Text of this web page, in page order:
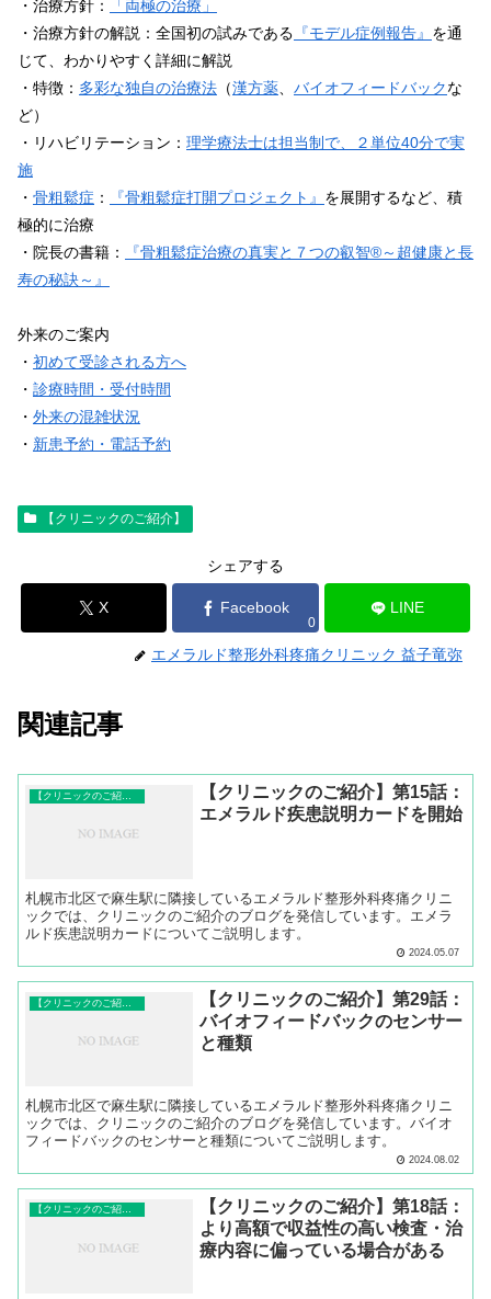
・治療方針：
「両極の治療」
・治療方針の解説：全国初の試みである 『モデル症例報告』 を通
じて、わかりやすく詳細に解説
・特徴： 多彩な独自の治療法 （漢方薬 バイオフィードバックな
ど）
・リハビリテーション： 理学療法士は担当制で、２単位40分で実
施
・ 骨粗鬆症 ： 『骨粗鬆症打開プロジェクト』 を展開するなど、積
極的に治療
・院長の書籍：
『骨粗鬆症治療の真実と７つの叡智®～超健康と長
寿の秘訣～』
外来のご案内
・ 初めて受診される方へ
・ 診療時間・受付時間
・ 外来の混雑状況
・ 新患予約・電話予約
【クリニックのご紹介】
シェアする
X Facebook
0
LINE
エメラルド整形外科疼痛クリニック 益子竜弥
関連記事
【クリニックのご紹介】
【クリニックのご紹介】第15話：
エメラルド疾患説明カードを開始
札幌市北区で麻生駅に隣接しているエメラルド整形外科疼痛クリニ
ックでは、クリニックのご紹介のブログを発信しています。エメラ
ルド疾患説明カードについてご説明します。
2024.05.07
【クリニックのご紹介】
【クリニックのご紹介】第29話：
バイオフィードバックのセンサー
と種類
札幌市北区で麻生駅に隣接しているエメラルド整形外科疼痛クリニ
ックでは、クリニックのご紹介のブログを発信しています。バイオ
フィードバックのセンサーと種類についてご説明します。
2024.08.02
【クリニックのご紹介】
【クリニックのご紹介】第18話：
より高額で収益性の高い検査・治
療内容に偏っている場合がある